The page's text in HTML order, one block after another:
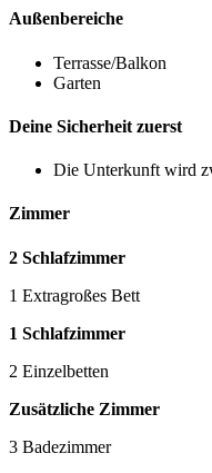
Außenbereiche
Terrasse/Balkon
Garten
Deine Sicherheit zuerst
Die Unterkunft wird
Zimmer
2 Schlafzimmer
1 Extragroßes Bett
1 Schlafzimmer
2 Einzelbetten
Zusätzliche Zimmer
3 Badezimmer